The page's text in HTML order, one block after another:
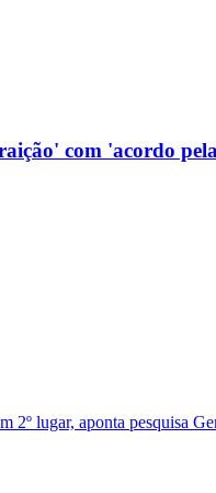
com 'acordo
2º lugar, aponta pesquisa